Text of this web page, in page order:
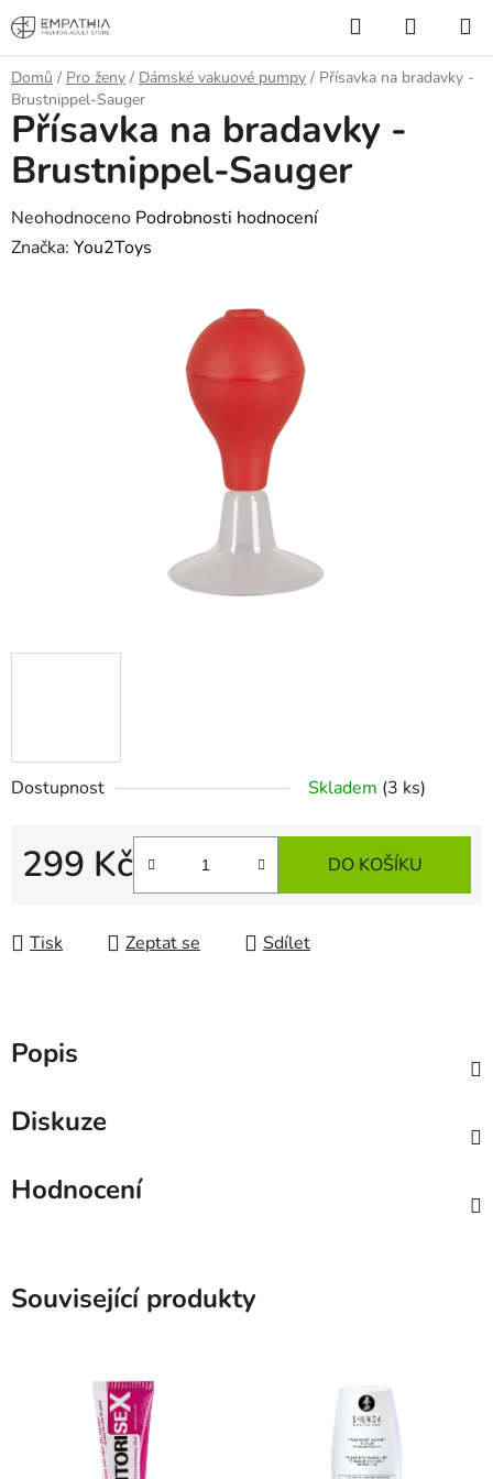
Přejít
na
obsah
Hledat
KOŠÍK
Domů / Pro ženy / Dámské vakuové pumpy / Přísavka na bradavky -
Brustnippel-Sauger
Dostupnost Skladem (3 ks)
299 Kč DO KOŠÍKU
Tisk Zeptat se Sdílet
Přísavka na bradavky -
Brustnippel-Sauger
Průměrné
hodnocení
Neohodnoceno Podrobnosti hodnocení
Značka: You2Toys
Popis
Diskuze
Hodnocení
Související produkty